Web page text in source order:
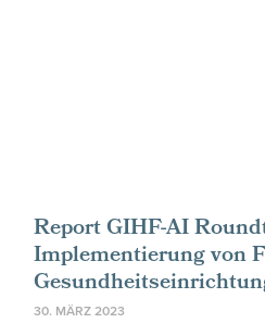
Report GIHF-AI
Implementierung von
30. MÄRZ 2023